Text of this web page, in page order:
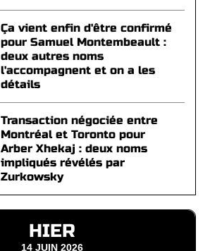
Ça vient enfin d'être confirmé
pour Samuel Montembeault :
deux autres noms
l'accompagnent et on a les
détails
Transaction négociée entre
Montréal et Toronto pour
Arber Xhekaj : deux noms
impliqués révélés par
Zurkowsky
HIER
14 JUIN 2026